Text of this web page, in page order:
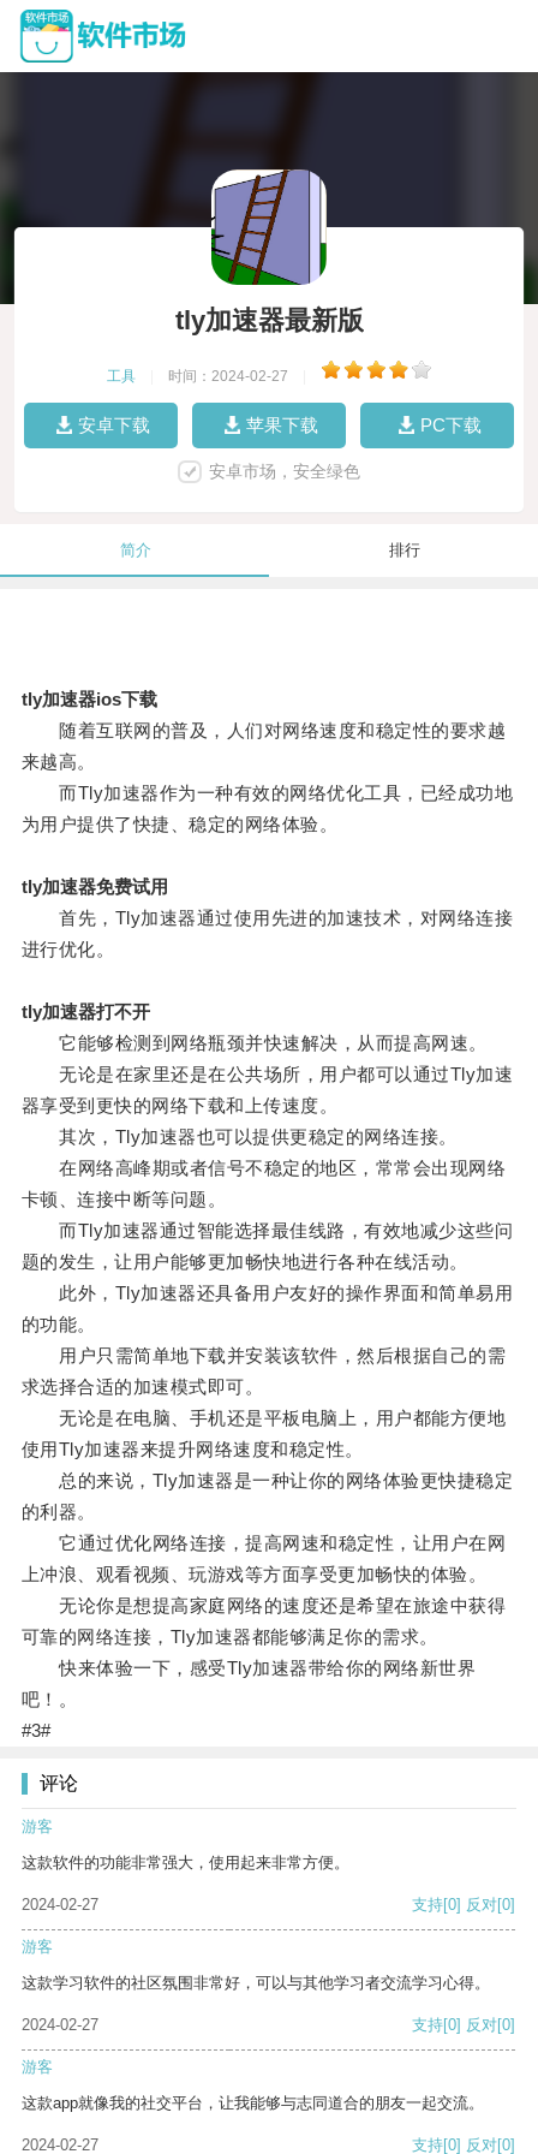
tly加速器最新版
工具 时间：2024-02-27
安卓下载 苹果下载 PC下载
安卓市场，安全绿色
简介 排行
tly加速器ios下载
随着互联网的普及，人们对网络速度和稳定性的要求越
来越高。
而Tly加速器作为一种有效的网络优化工具，已经成功地
为用户提供了快捷、稳定的网络体验。
tly加速器免费试用
首先，Tly加速器通过使用先进的加速技术，对网络连接
进行优化。
tly加速器打不开
它能够检测到网络瓶颈并快速解决，从而提高网速。
无论是在家里还是在公共场所，用户都可以通过Tly加速
器享受到更快的网络下载和上传速度。
其次，Tly加速器也可以提供更稳定的网络连接。
在网络高峰期或者信号不稳定的地区，常常会出现网络
卡顿、连接中断等问题。
而Tly加速器通过智能选择最佳线路，有效地减少这些问
题的发生，让用户能够更加畅快地进行各种在线活动。
此外，Tly加速器还具备用户友好的操作界面和简单易用
的功能。
用户只需简单地下载并安装该软件，然后根据自己的需
求选择合适的加速模式即可。
无论是在电脑、手机还是平板电脑上，用户都能方便地
使用Tly加速器来提升网络速度和稳定性。
总的来说，Tly加速器是一种让你的网络体验更快捷稳定
的利器。
它通过优化网络连接，提高网速和稳定性，让用户在网
上冲浪、观看视频、玩游戏等方面享受更加畅快的体验。
无论你是想提高家庭网络的速度还是希望在旅途中获得
可靠的网络连接，Tly加速器都能够满足你的需求。
快来体验一下，感受Tly加速器带给你的网络新世界
吧！。
#3#
评论
游客
这款软件的功能非常强大，使用起来非常方便。
2024-02-27 支持[0] 反对[0]
游客
这款学习软件的社区氛围非常好，可以与其他学习者交流学习心得。
2024-02-27 支持[0] 反对[0]
游客
这款app就像我的社交平台，让我能够与志同道合的朋友一起交流。
2024-02-27 支持[0] 反对[0]